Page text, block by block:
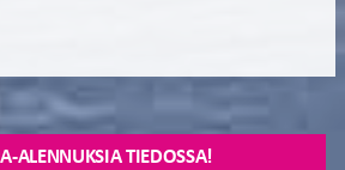
ALENNUKSIA TIEDOSSA!